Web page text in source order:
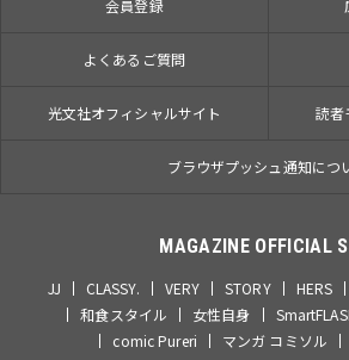
会員登録
よくあるご質問
光文社オフィシャルサイト 読者
ブラウザプッシュ通知につ
MAGAZINE OFFICIAL
JJ CLASSY. VERY STORY HERS
和食スタイル
女性自身
comic Pureri
マンガ コミソル